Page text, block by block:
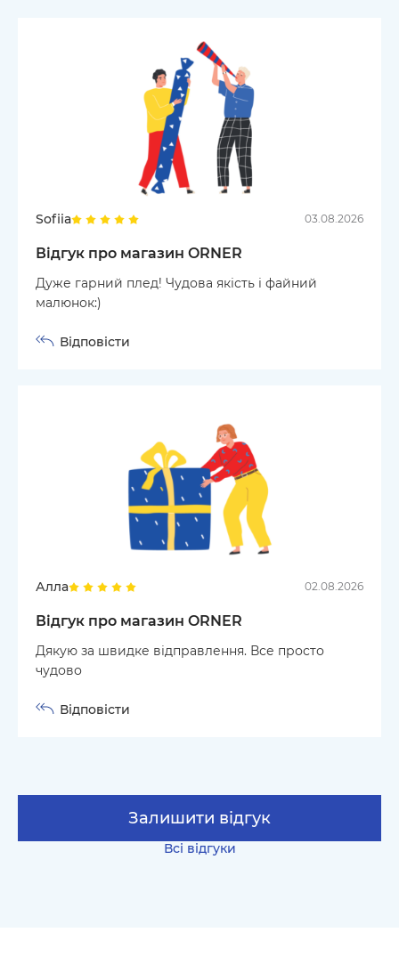
Sofiia 03.08.2026
Відгук про магазин ORNER
Дуже гарний плед! Чудова якість і файний
малюнок:)
Відповісти
Алла 02.08.2026
Відгук про магазин ORNER
Дякую за швидке відправлення. Все просто
чудово
Відповісти
Всі відгуки
Залишити відгук